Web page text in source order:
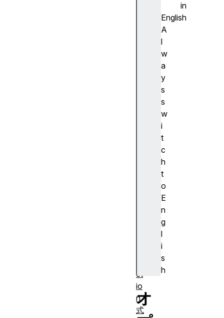
in
English
A
l
w
a
y
s
s
w
i
t
c
h
t
o
E
n
g
l
i
s
h
オ
ct
io
n
式